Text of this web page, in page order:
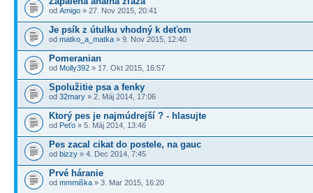
od Amigo » 27. Nov 2015, 20:41
Je psík z útulku vhodný k deťom
od matko_a_matka » 9. Nov 2015, 12:40
Pomeranian
od Molly392 » 17. Okt 2015, 16:57
Spolužitie psa a fenky
od 32mary » 2. Máj 2014, 17:06
Ktorý pes je najmúdrejší ? - hlasujte
od Peťo » 5. Máj 2014, 13:46
Pes zacal cikat do postele, na gauc
od bizzy » 4. Dec 2014, 7:45
Prvé háranie
od mmmiška » 3. Mar 2015, 16:20